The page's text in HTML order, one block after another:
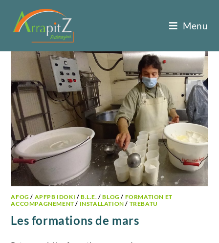
Menu
AFOG / APFPB IDOKI /B.L.E. /BLOG / FORMATION ET
ACCOMPAGNEMENT / INSTALLATION / TREBATU
Les formations de mars